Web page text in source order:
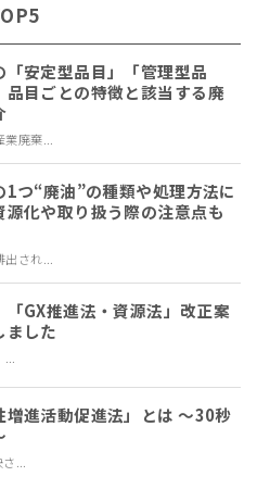
「安定型品目」「管理型品
品目ごとの特徴と該当する廃
廃棄...
1つ“廃油”の種類や処理方法に
源化や取り扱う際の注意点も
され...
「GX推進法・資源法」改正案
ました
増進活動促進法」とは ～30秒
...